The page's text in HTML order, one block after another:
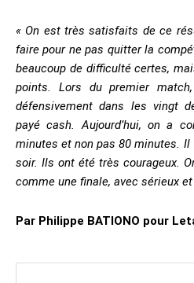
« On est très satisfaits de ce
faire pour ne pas quitter la
beaucoup de difficulté certes,
points. Lors du premier
défensivement dans les vingt
payé cash. Aujourd’hui, on a
minutes et non pas 80 minutes.
soir. Ils ont été très courageux.
comme une finale, avec sérieux
Par Philippe BATIONO pour